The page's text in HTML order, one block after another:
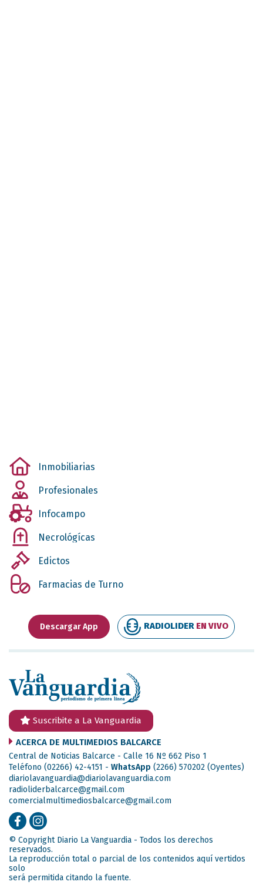
Inmobiliarias
Profesionales
Infocampo
Necrológícas
Edictos
Farmacias de Turno
Descargar App RADIOLIDER EN VIVO
Suscribite a La Vanguardia
ACERCA DE MULTIMEDIOS BALCARCE
Central de Noticias Balcarce - Calle 16 Nº 662 Piso 1
Teléfono (02266) 42-4151 - WhatsApp (2266) 570202 (Oyentes)
diariolavanguardia@diariolavanguardia.com
radioliderbalcarce@gmail.com
comercialmultimediosbalcarce@gmail.com
© Copyright Diario La Vanguardia - Todos los derechos
reservados.
La reproducción total o parcial de los contenidos aquí vertidos
solo
será permitida citando la fuente.